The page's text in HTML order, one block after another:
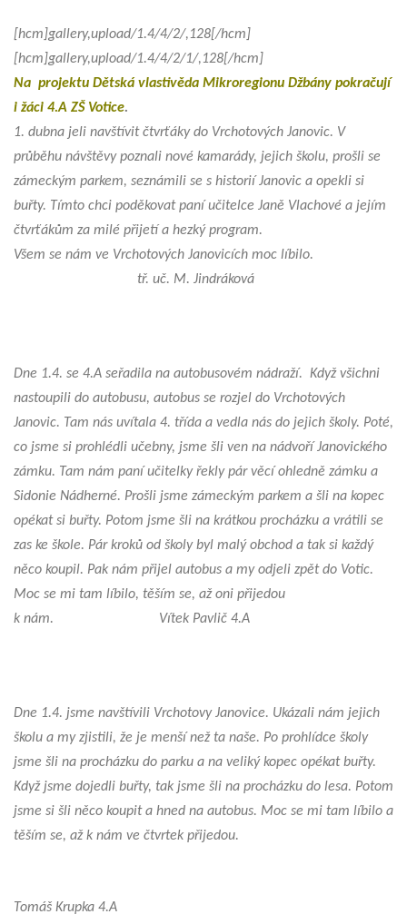
[hcm]gallery,upload/1.4/4/2/,128[/hcm]
[hcm]gallery,upload/1.4/4/2/1/,128[/hcm]
Na projektu Dětská vlastivěda Mikroregionu Džbány pokračují
i žáci 4.A ZŠ Votice.
1. dubna jeli navštívit čtvrťáky do Vrchotových Janovic. V
průběhu návštěvy poznali nové kamarády, jejich školu, prošli se
zámeckým parkem, seznámili se s historií Janovic a opekli si
buřty. Tímto chci poděkovat paní učitelce Janě Vlachové a jejím
čtvrťákům za milé přijetí a hezký program.
Všem se nám ve Vrchotových Janovicích moc líbilo.
tř. uč. M. Jindráková
Dne 1.4. se 4.A seřadila na autobusovém nádraží. Když všichni
nastoupili do autobusu, autobus se rozjel do Vrchotových
Janovic. Tam nás uvítala 4. třída a vedla nás do jejich školy. Poté,
co jsme si prohlédli učebny, jsme šli ven na nádvoří Janovického
zámku. Tam nám paní učitelky řekly pár věcí ohledně zámku a
Sidonie Nádherné. Prošli jsme zámeckým parkem a šli na kopec
opékat si buřty. Potom jsme šli na krátkou procházku a vrátili se
zas ke škole. Pár kroků od školy byl malý obchod a tak si každý
něco koupil. Pak nám přijel autobus a my odjeli zpět do Votic.
Moc se mi tam líbilo, těším se, až oni přijedou
k nám. Vítek Pavlič 4.A
Dne 1.4. jsme navštívili Vrchotovy Janovice. Ukázali nám jejich
školu a my zjistili, že je menší než ta naše. Po prohlídce školy
jsme šli na procházku do parku a na veliký kopec opékat buřty.
Když jsme dojedli buřty, tak jsme šli na procházku do lesa. Potom
jsme si šli něco koupit a hned na autobus. Moc se mi tam líbilo a
těším se, až k nám ve čtvrtek přijedou.
Tomáš Krupka 4.A